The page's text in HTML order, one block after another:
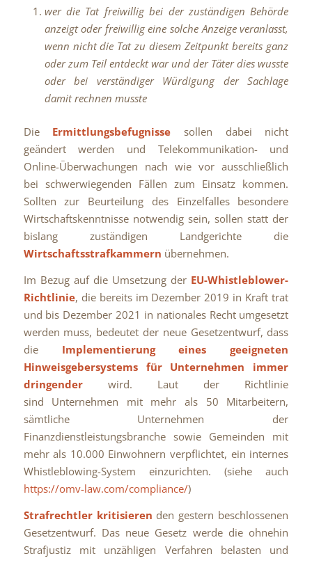
wer die Tat freiwillig bei der zuständigen Behörde
anzeigt oder freiwillig eine solche Anzeige veranlasst,
wenn nicht die Tat zu diesem Zeitpunkt bereits ganz
oder zum Teil entdeckt war und der Täter dies wusste
oder bei verständiger Würdigung der Sachlage
damit rechnen musste
Die Ermittlungsbefugnisse sollen dabei nicht
geändert werden und Telekommunikation- und
Online-Überwachungen nach wie vor ausschließlich
bei schwerwiegenden Fällen zum Einsatz kommen.
Sollten zur Beurteilung des Einzelfalles besondere
Wirtschaftskenntnisse notwendig sein, sollen statt der
bislang zuständigen Landgerichte die
Wirtschaftsstrafkammern übernehmen.
Im Bezug auf die Umsetzung der EU-Whistleblower-
Richtlinie, die bereits im Dezember 2019 in Kraft trat
und bis Dezember 2021 in nationales Recht umgesetzt
werden muss, bedeutet der neue Gesetzentwurf, dass
die Implementierung eines geeigneten
Hinweisgebersystems für Unternehmen immer
dringenderwird. Laut der Richtlinie
sind Unternehmen mit mehr als 50 Mitarbeitern,
sämtliche Unternehmen der
Finanzdienstleistungsbranche sowie Gemeinden mit
mehr als 10.000 Einwohnern verpflichtet, ein internes
Whistleblowing-System einzurichten. (siehe auch
https://omv-law.com/compliance/)
Strafrechtler kritisieren den gestern beschlossenen
Gesetzentwurf. Das neue Gesetz werde die ohnehin
Strafjustiz mit unzähligen Verfahren belasten und